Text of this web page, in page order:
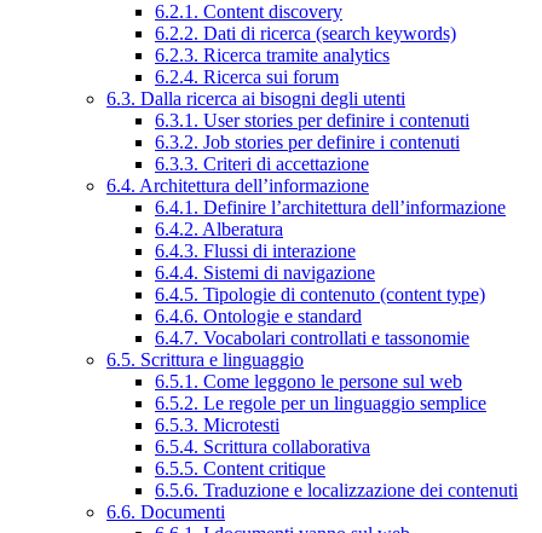
6.2.1. Content discovery
6.2.2. Dati di ricerca (search keywords)
6.2.3. Ricerca tramite analytics
6.2.4. Ricerca sui forum
6.3. Dalla ricerca ai bisogni degli utenti
6.3.1. User stories per definire i contenuti
6.3.2. Job stories per definire i contenuti
6.3.3. Criteri di accettazione
6.4. Architettura dell’informazione
6.4.1. Definire l’architettura dell’informazione
6.4.2. Alberatura
6.4.3. Flussi di interazione
6.4.4. Sistemi di navigazione
6.4.5. Tipologie di contenuto (content type)
6.4.6. Ontologie e standard
6.4.7. Vocabolari controllati e tassonomie
6.5. Scrittura e linguaggio
6.5.1. Come leggono le persone sul web
6.5.2. Le regole per un linguaggio semplice
6.5.3. Microtesti
6.5.4. Scrittura collaborativa
6.5.5. Content critique
6.5.6. Traduzione e localizzazione dei contenuti
6.6. Documenti